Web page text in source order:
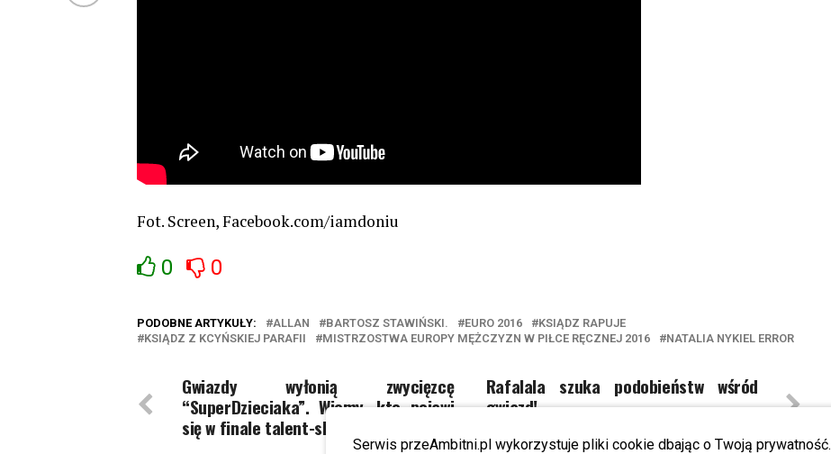
Serwis przeAmbitni.pl wykorzystuje pliki cookie dbając o Twoją prywatność.
Fot. Screen, Facebook.com/iamdoniu
0 0
PODOBNE ARTYKUŁY: ALLAN BARTOSZ STAWIŃSKI. EURO 2016
KSIĄDZ RAPUJE
KSIĄDZ Z KCYŃSKIEJ PARAFII
MISTRZOSTWA EUROPY MĘŻCZYZN W PIŁCE RĘCZNEJ 2016 NATALIA NYKIEL ERROR
Rafalala szuka podobieństw wśród
gwiazd!
Gwiazdy wyłonią zwycięzcę
“SuperDzieciaka”. Wiemy, kto pojawi
się w finale talent-show!